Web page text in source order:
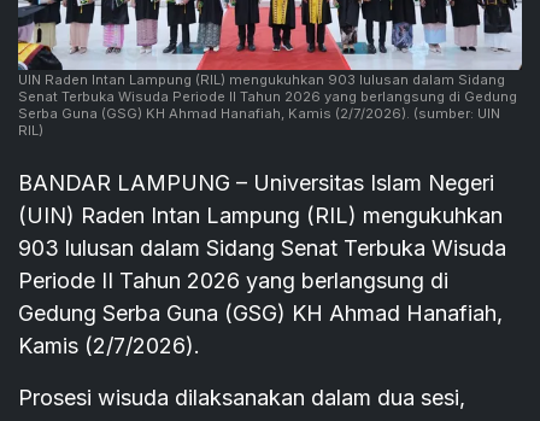
UIN Raden Intan Lampung (RIL) mengukuhkan 903 lulusan dalam Sidang
Senat Terbuka Wisuda Periode II Tahun 2026 yang berlangsung di Gedung
Serba Guna (GSG) KH Ahmad Hanafiah, Kamis (2/7/2026). (sumber: UIN
RIL)
BANDAR LAMPUNG – Universitas Islam Negeri
(UIN) Raden Intan Lampung (RIL) mengukuhkan
903 lulusan dalam Sidang Senat Terbuka Wisuda
Periode II Tahun 2026 yang berlangsung di
Gedung Serba Guna (GSG) KH Ahmad Hanafiah,
Kamis (2/7/2026).
Prosesi wisuda dilaksanakan dalam dua sesi,